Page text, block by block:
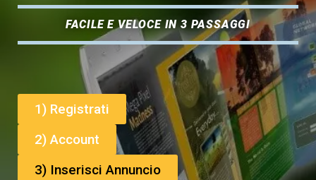
FACILE E VELOCE IN 3 PASSAGGI
1) Registrati
2) Account
3) Inserisci Annuncio